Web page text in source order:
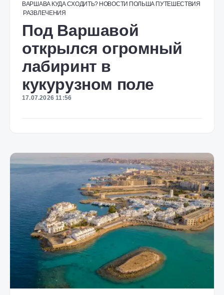
ВАРШАВА КУДА СХОДИТЬ? НОВОСТИ ПОЛЬША ПУТЕШЕСТВИЯ
РАЗВЛЕЧЕНИЯ
Под Варшавой
открылся огромный
лабиринт в
кукурузном поле
17.07.2026 11:56